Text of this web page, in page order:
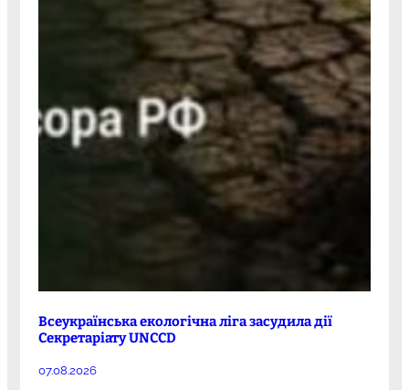
Всеукраїнська екологічна ліга засудила дії
Секретаріату UNCCD
07.08.2026